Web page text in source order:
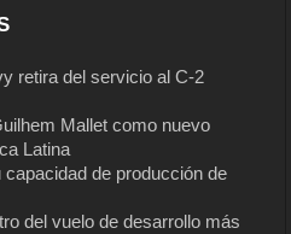
retira del servicio al C-2
Mallet como nuevo
Latina
de producción de
del vuelo de desarrollo más